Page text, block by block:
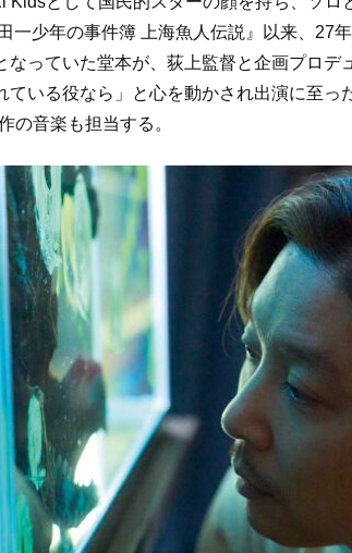
一少年の事件簿 上海魚人伝説』以来、27
っていた堂本が、荻上監督と企画プロデ
いる役なら」と心を動かされ出演に至っ
の音楽も担当する。